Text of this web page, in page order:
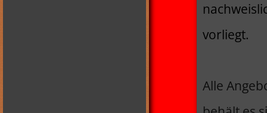
vorliegt.
Alle